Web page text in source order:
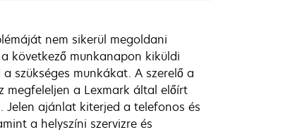
nem sikerül megoldani
következő munkanapon kiküldi
szükséges munkákat. A szerelő a
megfeleljen a Lexmark által előírt
Jelen ajánlat kiterjed a telefonos és
a helyszíni szervizre és